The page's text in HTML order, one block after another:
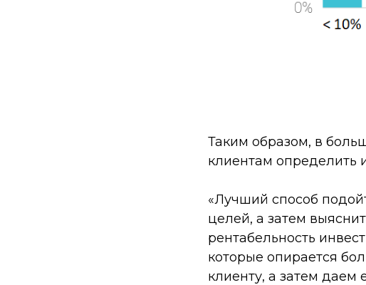
Таким образом, в
клиентам определить
«Лучший способ
целей, а затем
рентабельность
которые опирается
клиенту, а затем даем